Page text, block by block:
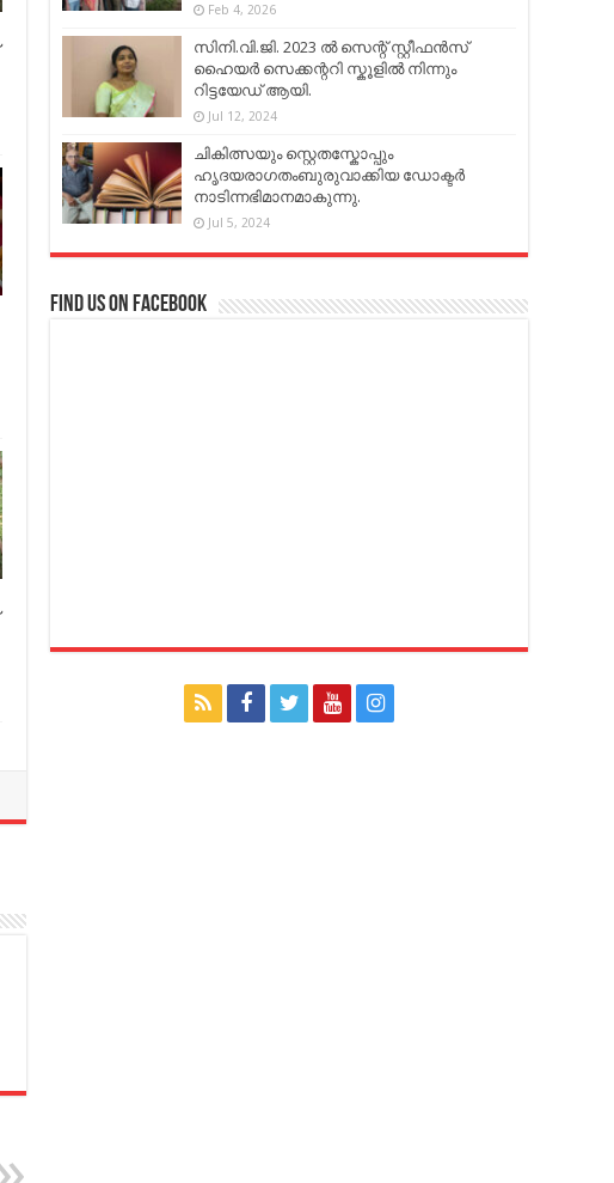
Feb 4, 2026
സിനി.വി.ജി. 2023 ൽ സെന്റ് സ്റ്റീഫൻസ്
ഹൈയർ സെക്കന്ററി സ്കൂളിൽ നിന്നും
റിട്ടയേഡ് ആയി.
Jul 12, 2024
ചികിത്സയും സ്റ്റെതസ്കോപ്പും
ഹൃദയരാഗതംബുരുവാക്കിയ ഡോക്ടർ
നാടിന്നഭിമാനമാകുന്നു.
Jul 5, 2024
Find us on Facebook